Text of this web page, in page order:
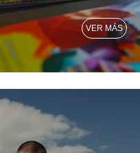
VER MÁS